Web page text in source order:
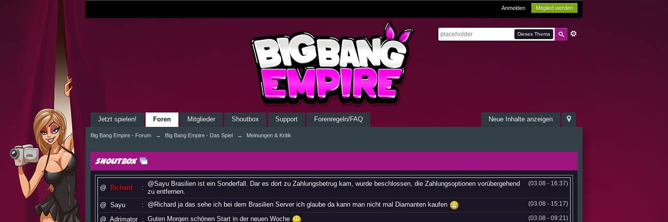
Anmelden Mitglied werden
Dieses Thema
Neue Inhalte anzeigen
Jetzt spielen! Foren Mitglieder Shoutbox Support Forenregeln/FAQ
Big Bang Empire - Forum → Big Bang Empire - Das Spiel → Meinungen & Kritik
Shoutbox
@ Richard :
(03.08 - 16:37)
@Sayu Brasilien ist ein Sonderfall. Dar es dort zu Zahlungsbetrug kam, wurde beschlossen, die Zahlungsoptionen vorübergehend
zu entfernen.
@ Sayu : (03.08 - 15:17)
@Richard ja das sehe ich bei dem Brasilien Server ich glaube da kann man nicht mal Diamanten kaufen
@ Adrimator : (03.08 - 09:21)
Guten Morgen schönen Start in der neuen Woche